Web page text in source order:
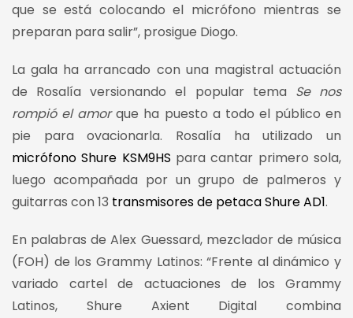
que se está colocando el micrófono mientras se
preparan para salir”, prosigue Diogo.
La gala ha arrancado con una magistral actuación
de Rosalía versionando el popular tema Se nos
rompió el amorque ha puesto a todo el público en
pie para ovacionarla. Rosalía ha utilizado un
micrófono Shure KSM9HS para cantar primero sola,
luego acompañada por un grupo de palmeros y
guitarras con 13 transmisores de petaca Shure AD1.
En palabras de Alex Guessard, mezclador de música
(FOH) de los Grammy Latinos: “Frente al dinámico y
variado cartel de actuaciones de los Grammy
Latinos, Shure Axient Digital combina